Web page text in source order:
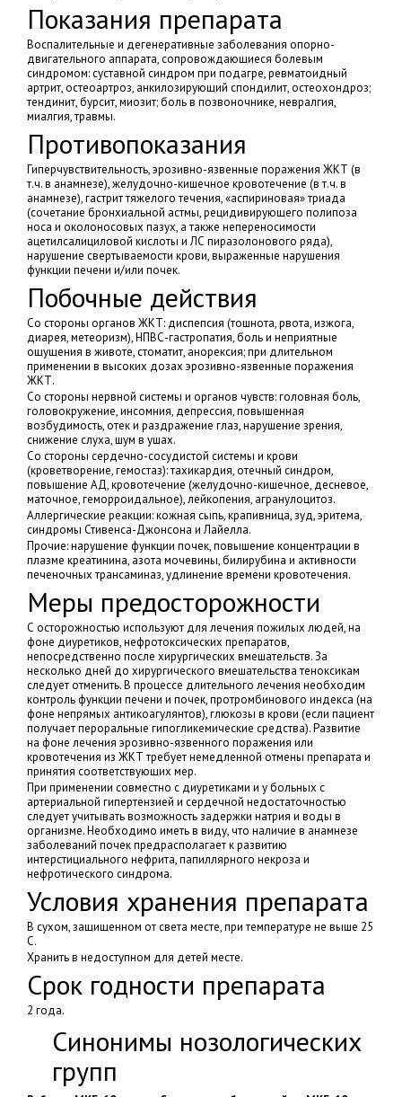
Показания препарата
Воспалительные и дегенеративные заболевания опорно-
двигательного аппарата, сопровождающиеся болевым
синдромом: суставной синдром при подагре, ревматоидный
артрит, остеоартроз, анкилозирующий спондилит, остеохондроз;
тендинит, бурсит, миозит; боль в позвоночнике, невралгия,
миалгия, травмы.
Противопоказания
Гиперчувствительность, эрозивно-язвенные поражения ЖКТ (в
т.ч. в анамнезе), желудочно-кишечное кровотечение (в т.ч. в
анамнезе), гастрит тяжелого течения, «аспириновая» триада
(сочетание бронхиальной астмы, рецидивирующего полипоза
носа и околоносовых пазух, а также непереносимости
ацетилсалициловой кислоты и ЛС пиразолонового ряда),
нарушение свертываемости крови, выраженные нарушения
функции печени и/или почек.
Побочные действия
Со стороны органов ЖКТ: диспепсия (тошнота, рвота, изжога,
диарея, метеоризм), НПВС-гастропатия, боль и неприятные
ощущения в животе, стоматит, анорексия; при длительном
применении в высоких дозах эрозивно-язвенные поражения
ЖКТ.
Со стороны нервной системы и органов чувств: головная боль,
головокружение, инсомния, депрессия, повышенная
возбудимость, отек и раздражение глаз, нарушение зрения,
снижение слуха, шум в ушах.
Со стороны сердечно-сосудистой системы и крови
(кроветворение, гемостаз): тахикардия, отечный синдром,
повышение АД, кровотечение (желудочно-кишечное, десневое,
маточное, геморроидальное), лейкопения, агранулоцитоз.
Аллергические реакции: кожная сыпь, крапивница, зуд, эритема,
синдромы Стивенса-Джонсона и Лайелла.
Прочие: нарушение функции почек, повышение концентрации в
плазме креатинина, азота мочевины, билирубина и активности
печеночных трансаминаз, удлинение времени кровотечения.
Меры предосторожности
С осторожностью используют для лечения пожилых людей, на
фоне диуретиков, нефротоксических препаратов,
непосредственно после хирургических вмешательств. За
несколько дней до хирургического вмешательства теноксикам
следует отменить. В процессе длительного лечения необходим
контроль функции печени и почек, протромбинового индекса (на
фоне непрямых антикоагулянтов), глюкозы в крови (если пациент
получает пероральные гипогликемические средства). Развитие
на фоне лечения эрозивно-язвенного поражения или
кровотечения из ЖКТ требует немедленной отмены препарата и
принятия соответствующих мер.
При применении совместно с диуретиками и у больных с
артериальной гипертензией и сердечной недостаточностью
следует учитывать возможность задержки натрия и воды в
организме. Необходимо иметь в виду, что наличие в анамнезе
заболеваний почек предрасполагает к развитию
интерстициального нефрита, папиллярного некроза и
нефротического синдрома.
Условия хранения препарата
В сухом, защищенном от света месте, при температуре не выше 25
C.
Хранить в недоступном для детей месте.
Срок годности препарата
2 года.
Синонимы нозологических
групп